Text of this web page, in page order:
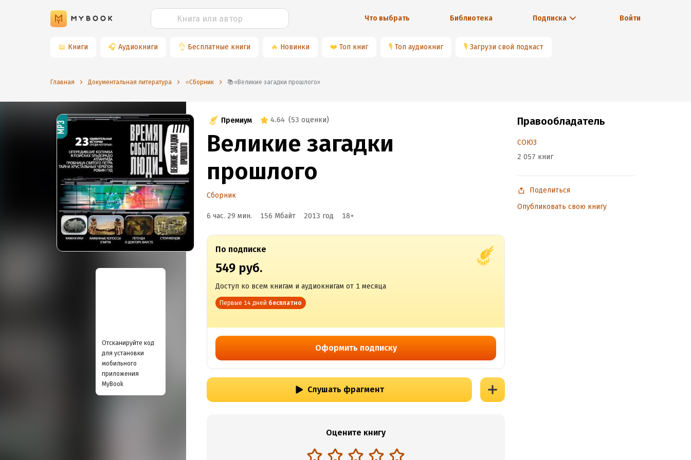
Что выбрать Библиотека Подписка Войти
📖 Книги 🎧 Аудиокниги 👌 Бесплатные книги 🔥 Новинки ❤️ Топ книг 🎙 Топ аудиокниг 🎙 Загрузи свой подкаст
Главная Документальная литература ⭐️Сборник 📚«Великие загадки прошлого»
Отсканируйте код
для установки
мобильного
приложения
MyBook
Премиум 4.64 (53 оценки)
Великие загадки
прошлого
Сборник
6 час. 29 мин. 156 Мбайт 2013 год 18+
По подписке
549 руб.
Доступ ко всем книгам и аудиокнигам от 1 месяца
Первые 14 дней бесплатно
Оформить подписку
Слушать фрагмент
Оцените книгу
Правообладатель
СОЮЗ
2 057 книг
Поделиться
Опубликовать свою книгу